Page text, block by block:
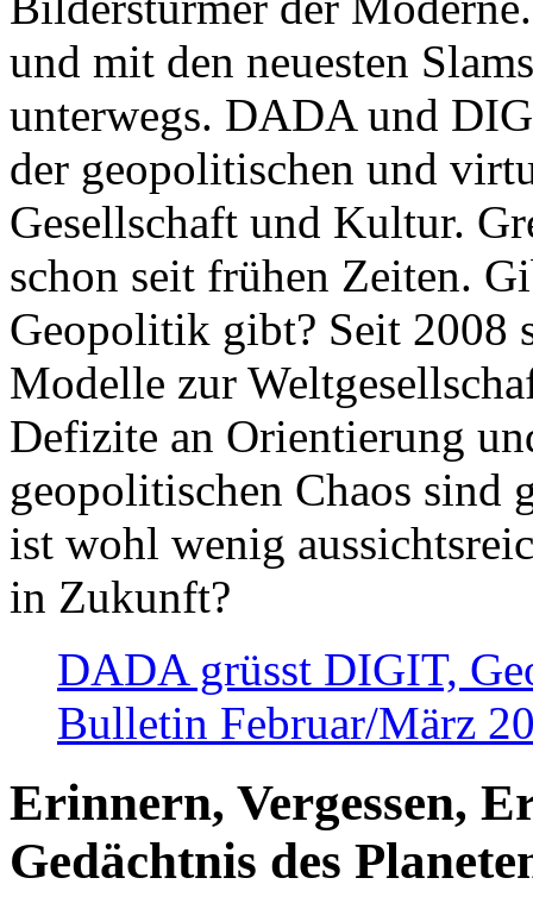
und mit den neuesten
unterwegs. DADA und
der geopolitischen und
Gesellschaft und Kultur.
schon seit frühen Zeiten.
Geopolitik gibt? Seit 2008
Modelle zur
Defizite an Orientierung
geopolitischen Chaos sind
ist wohl wenig
in Zukunft?
DADA grüsst DIGIT,
Bulletin Februar/März
Erinnern, Vergessen,
Gedächtnis des